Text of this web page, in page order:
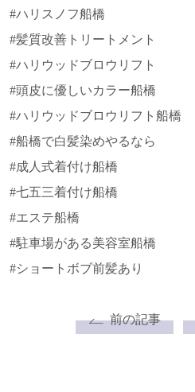
#ハリスノフ船橋
#髪質改善トリートメント
#ハリウッドブロウリフト
#頭皮に優しいカラー船橋
#ハリウッドブロウリフト船橋
#船橋で白髪染めやるなら
#成人式着付け船橋
#七五三着付け船橋
#エステ船橋
#駐車場がある美容室船橋
#ショートボブ前髪あり
前の記事